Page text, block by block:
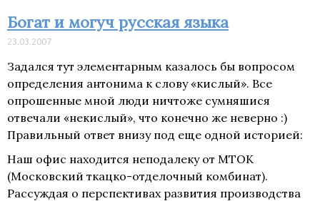
Богат и могуч русская языка
23.03.2007
Задался тут элементарным казалось бы вопросом
определения антонима к слову «кислый». Все
опрошенные мной люди ничтоже сумняшися
отвечали «некислый», что конечно же неверно :)
Правильный ответ внизу под еще одной историей:
Наш офис находится неподалеку от МТОК
(Московский ткацко-отделочный комбинат).
Рассуждая о перспективах развития производства